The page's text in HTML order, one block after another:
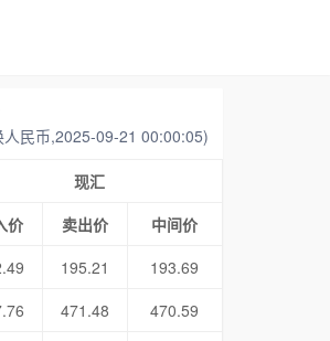
民币,2025-09-21 00:00:05)
现汇
价
卖出价
中间价
195.21
193.69
471.48
470.59